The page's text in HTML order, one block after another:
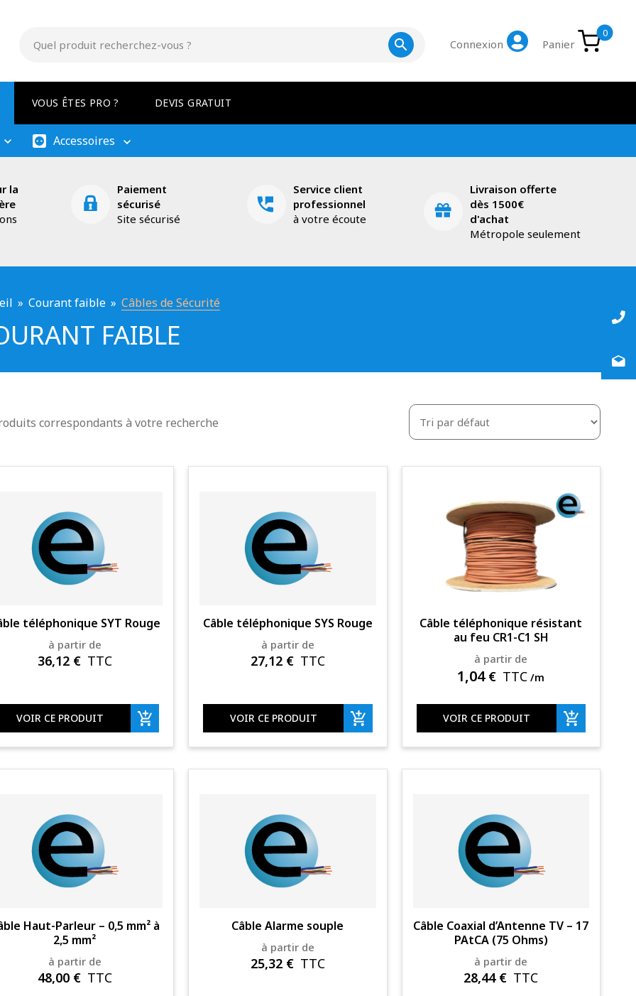
Connexion Panier
0
VOUS ÊTES PRO ? DEVIS GRATUIT
Accessoires
la
Paiement
sécurisé
Site sécurisé
Service client
professionnel
à votre écoute
Livraison offerte
dès 1500€
d'achat
Métropole seulement
» Courant faible » Câbles de Sécurité
FAIBLE
correspondants à votre recherche
téléphonique SYT Rouge
à partir de
36,12 € TTC
VOIR CE PRODUIT
Câble téléphonique SYS Rouge
à partir de
27,12 € TTC
VOIR CE PRODUIT
Câble téléphonique résistant
au feu CR1-C1 SH
à partir de
1,04 € TTC /m
VOIR CE PRODUIT
Haut-Parleur – 0,5 mm² à
2,5 mm²
à partir de
48,00 € TTC
Câble Alarme souple
à partir de
25,32 € TTC
Câble Coaxial d’Antenne TV – 17
PAtCA (75 Ohms)
à partir de
28,44 € TTC